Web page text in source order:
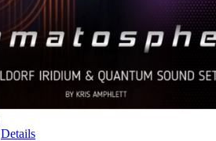
Details